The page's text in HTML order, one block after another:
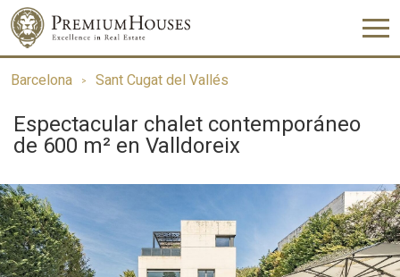
Barcelona Sant Cugat del Vallés
Espectacular chalet contemporáneo
de 600 m² en Valldoreix